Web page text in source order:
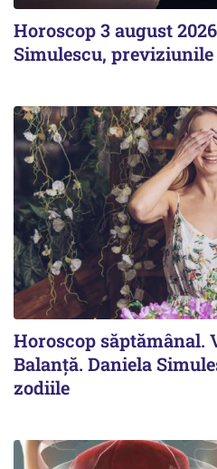
Horoscop 3 august
Simulescu,
Horoscop săptămânal.
Balanță. Daniela
zodiile